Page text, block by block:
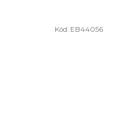
Kód: EB44056